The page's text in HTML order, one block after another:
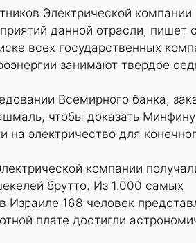
Электрической компании
данной отрасли, пишет
всех государственных
занимают твердое
Всемирного банка,
чтобы доказать Минфину
на электричество для
компании
брутто. Из 1.000 самых
Израиле 168 человек
плате достигли